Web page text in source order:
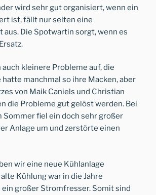
wird sehr gut organisiert, wenn ein
ist, fällt nur selten eine
aus. Die Spotwartin sorgt, wenn es
kleinere Probleme auf, die
manchmal so ihre Macken, aber
von Maik Caniels und Christian
die Probleme gut gelöst werden. Bei
Sommer fiel ein doch sehr großer
Anlage um und zerstörte einen
wir eine neue Kühlanlage
Kühlung war in die Jahre
großer Stromfresser. Somit sind